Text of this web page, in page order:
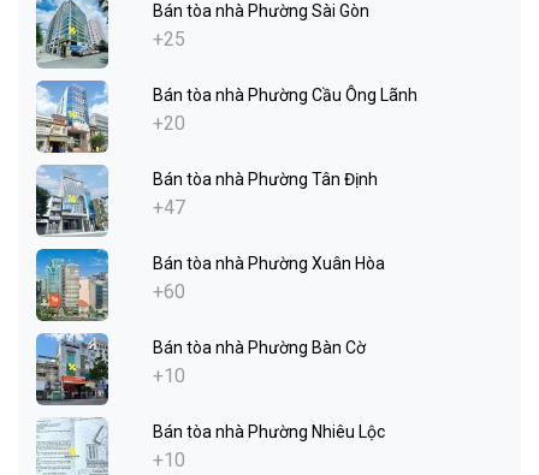
Bán tòa nhà Phường Sài Gòn
+25
Bán tòa nhà Phường Cầu Ông Lãnh
+20
Bán tòa nhà Phường Tân Định
+47
Bán tòa nhà Phường Xuân Hòa
+60
Bán tòa nhà Phường Bàn Cờ
+10
Bán tòa nhà Phường Nhiêu Lộc
+10